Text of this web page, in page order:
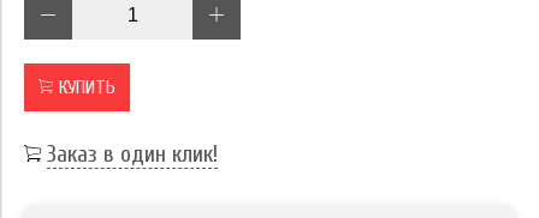
КУПИТЬ
Заказ в один клик!